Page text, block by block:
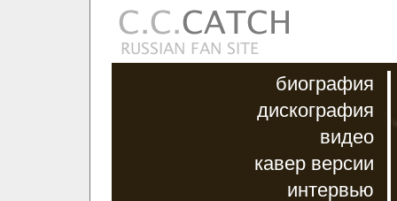
биография
дискография
видео
кавер версии
интервью